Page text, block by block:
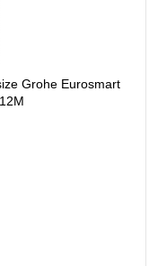
Grohe Eurosmart